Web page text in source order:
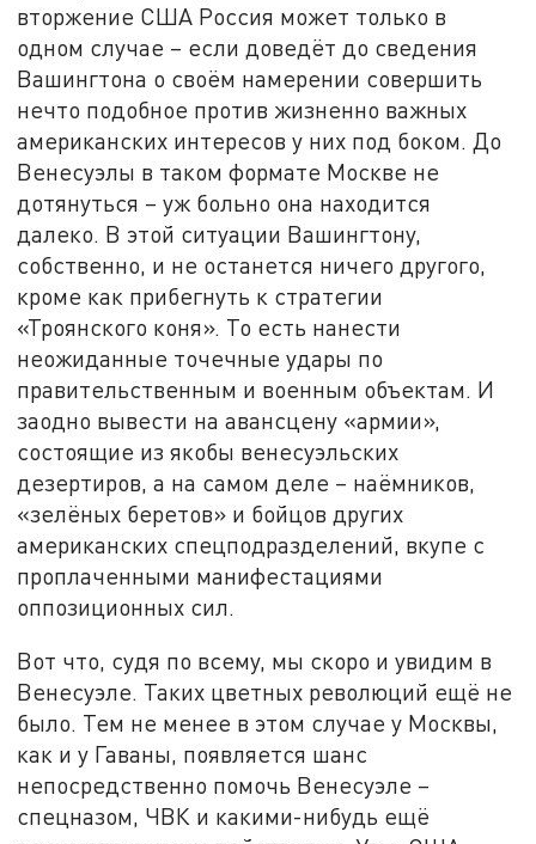
вторжение США Россия может только в
одном случае – если доведёт до сведения
Вашингтона о своём намерении совершить
нечто подобное против жизненно важных
американских интересов у них под боком. До
Венесуэлы в таком формате Москве не
дотянуться – уж больно она находится
далеко. В этой ситуации Вашингтону,
собственно, и не останется ничего другого,
кроме как прибегнуть к стратегии
«Троянского коня». То есть нанести
неожиданные точечные удары по
правительственным и военным объектам. И
заодно вывести на авансцену «армии»,
состоящие из якобы венесуэльских
дезертиров, а на самом деле – наёмников,
«зелёных беретов» и бойцов других
американских спецподразделений, вкупе с
проплаченными манифестациями
оппозиционных сил.
Вот что, судя по всему, мы скоро и увидим в
Венесуэле. Таких цветных революций ещё не
было. Тем не менее в этом случае у Москвы,
как и у Гаваны, появляется шанс
непосредственно помочь Венесуэле –
спецназом, ЧВК и какими-нибудь ещё